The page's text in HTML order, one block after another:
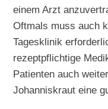
einem Arzt
Oftmals muss auch
Tagesklinik
rezeptpflichtige
Patienten auch
Johanniskraut eine